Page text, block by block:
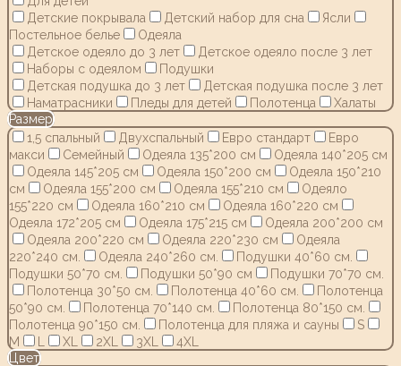
Детские покрывала
Детский набор для сна
Ясли
Постельное белье
Одеяла
Детское одеяло до 3 лет
Детское одеяло после 3 лет
Наборы с одеялом
Подушки
Детская подушка до 3 лет
Детская подушка после 3 лет
Наматрасники
Пледы для детей Полотенца
Халаты
Размер
1,5 спальный
Двухспальный Евро стандарт
Евро
макси
Семейный Одеяла 135*200 см
Одеяла 140*205 см
Одеяла 145*205 см
Одеяла 150*200 см
Одеяла 150*210
см
Одеяла 155*200 см Одеяла 155*210 см
Одеяло
155*220 см
Одеяла 160*210 см
Одеяла 160*220 см
Одеяла 172*205 см
Одеяла 175*215 см
Одеяла 200*200 см
Одеяла 200*220 см
Одеяла 220*230 см
Одеяла
220*240 см.
Одеяла 240*260 см.
Подушки 40*60 см.
Подушки 50*70 см.
Подушки 50*90 см
Подушки 70*70 см.
Полотенца 30*50 см.
Полотенца 40*60 см.
Полотенца
50*90 см.
Полотенца 70*140 см.
Полотенца 80*150 см.
Полотенца 90*150 см.
Полотенца для пляжа и сауны
S
M
XL 2XL 3XL
4XL
Цвет